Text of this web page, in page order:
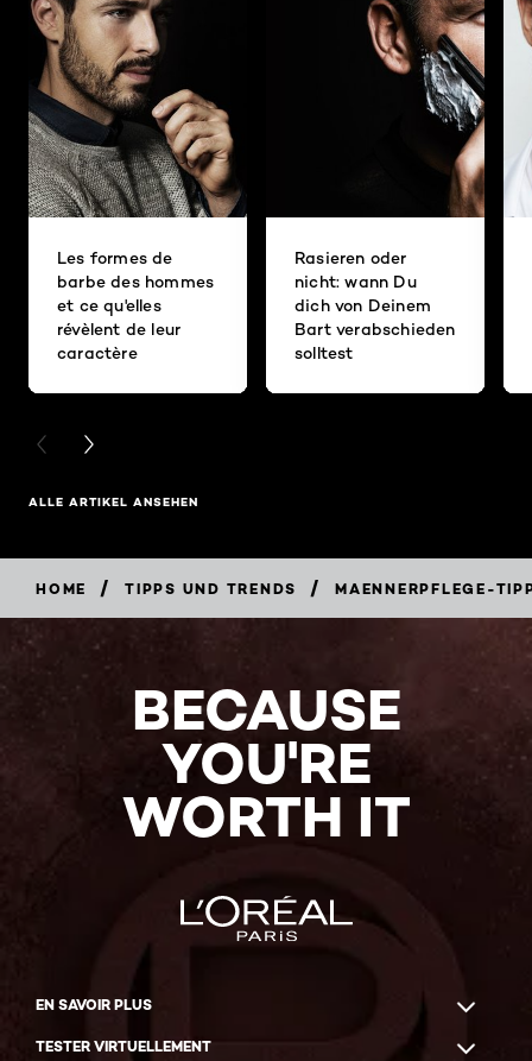
Les formes de
barbe des hommes
et ce qu'elles
révèlent de leur
caractère
Rasieren oder
nicht: wann Du
dich von Deinem
Bart verabschieden
solltest
PREVIOUS CARD
NEXT CARD
ALLE ARTIKEL ANSEHEN
HOME / TIPPS UND TRENDS / MAENNERPFLEGE-
BECAUSE
YOU'RE
WORTH IT
EN SAVOIR PLUS
TESTER VIRTUELLEMENT